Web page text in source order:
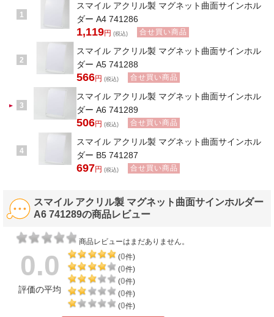
1
スマイル アクリル製 マグネット曲面サインホル
ダー A4 741286
1,119円 (税込) 合せ買い商品
2
スマイル アクリル製 マグネット曲面サインホル
ダー A5 741288
566円 (税込) 合せ買い商品
3
スマイル アクリル製 マグネット曲面サインホル
ダー A6 741289
506円 (税込) 合せ買い商品
4
スマイル アクリル製 マグネット曲面サインホル
ダー B5 741287
697円 (税込) 合せ買い商品
スマイル アクリル製 マグネット曲面サインホルダー
A6 741289の商品レビュー
商品レビューはまだありません。
0.0
評価の平均
(0件)
(0件)
(0件)
(0件)
(0件)